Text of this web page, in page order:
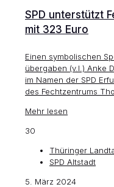
SPD unterstützt
mit 323 Euro
Einen symbolischen
übergaben (v.l.) Anke
im Namen der SPD
des Fechtzentrums
Mehr lesen
30
Thüringer
SPD Altstadt
5. März 2024